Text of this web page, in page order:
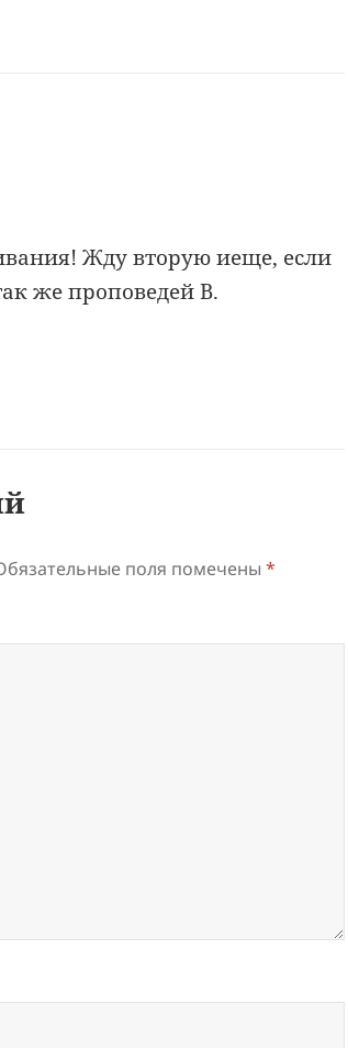
Жду вторую иеще, если
же проповедей В.
поля помечены*